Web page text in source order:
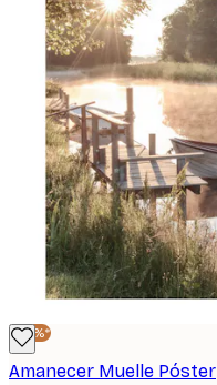
-30%*
Amanecer Muelle Póster